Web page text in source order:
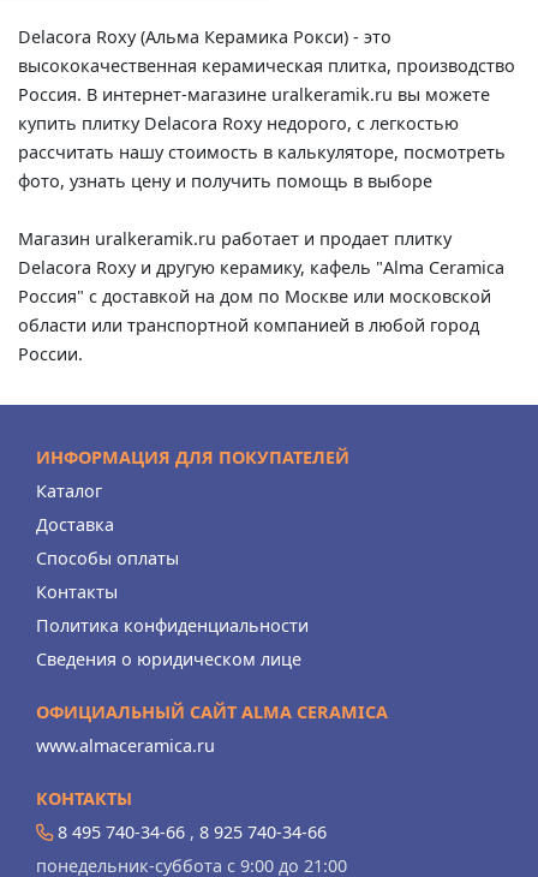
Delacora Roxy (Альма Керамика Рокси) - это
высококачественная керамическая плитка, производство
Россия. В интернет-магазине uralkeramik.ru вы можете
купить плитку Delacora Roxy недорого, с легкостью
рассчитать нашу стоимость в калькуляторе, посмотреть
фото, узнать цену и получить помощь в выборе
Магазин uralkeramik.ru работает и продает плитку
Delacora Roxy и другую керамику, кафель "Alma Ceramica
Россия" с доставкой на дом по Москве или московской
области или транспортной компанией в любой город
России.
ИНФОРМАЦИЯ ДЛЯ ПОКУПАТЕЛЕЙ
Каталог
Доставка
Способы оплаты
Контакты
Политика конфиденциальности
Сведения о юридическом лице
ОФИЦИАЛЬНЫЙ САЙТ ALMA CERAMICA
www.almaceramica.ru
КОНТАКТЫ
8 495 740-34-66 , 8 925 740-34-66
понедельник-суббота с 9:00 до 21:00